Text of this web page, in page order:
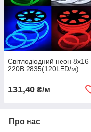
Світлодіодний неон 8x16
220В 2835(120LED/м)
131,40 ₴/м
Про нас